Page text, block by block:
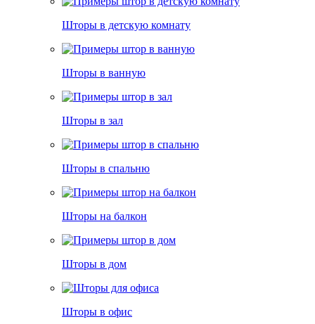
Шторы в детскую комнату
Шторы в ванную
Шторы в зал
Шторы в спальню
Шторы на балкон
Шторы в дом
Шторы в офис